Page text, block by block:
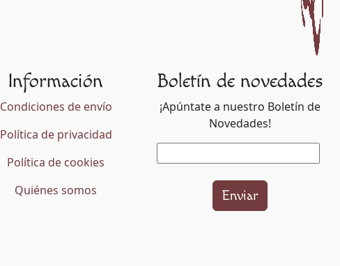
Información
Condiciones de envío
Política de privacidad
Política de cookies
Quiénes somos
Boletín de novedades
¡Apúntate a nuestro Boletín de
Novedades!
Enviar